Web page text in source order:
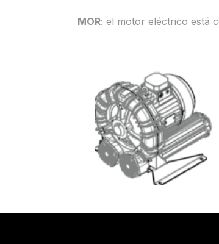
MOR: el motor eléctrico está